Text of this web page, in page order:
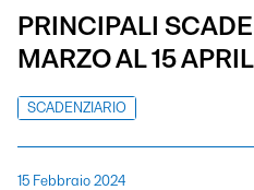
PRINCIPALI
MARZO AL 15
SCADENZIARIO
15 Febbraio 2024